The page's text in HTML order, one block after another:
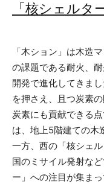
「核シェルタ
「木ション」は木造
の課題である耐火、
開発で進化してきま
を押さえ、且つ炭素
炭素にも貢献できる
は、地上5階建ての木
一方、西の「核シェ
国のミサイル発射な
ー」への注目が集ま